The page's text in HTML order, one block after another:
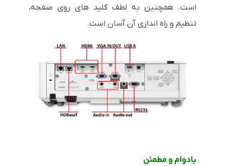
است. همچنین به لطف کلید های روی صفحه،
تنظیم و راه اندازی آن آسان است.
بادوام و مطمئن